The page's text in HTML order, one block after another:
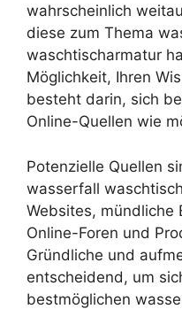
wahrscheinlich
diese zum Thema
waschtischarmatur
Möglichkeit, Ihren
besteht darin, sich
Online-Quellen wie
Potenzielle Quellen
wasserfall
Websites, mündliche
Online-Foren und
Gründliche und
entscheidend, um
bestmöglichen